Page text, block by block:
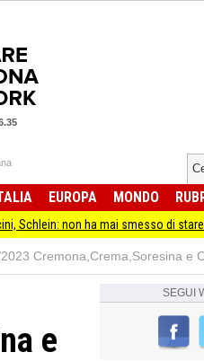
EUROPA MONDO
non ha mai smesso di stare dalla
Cremona,Crema,Soresina e
e
SEGUI